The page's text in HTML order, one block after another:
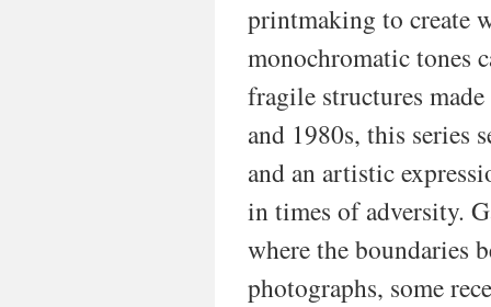
printmaking to create
monochromatic tones
fragile structures
and 1980s, this series
and an artistic
in times of adversity.
where the boundaries
photographs, some